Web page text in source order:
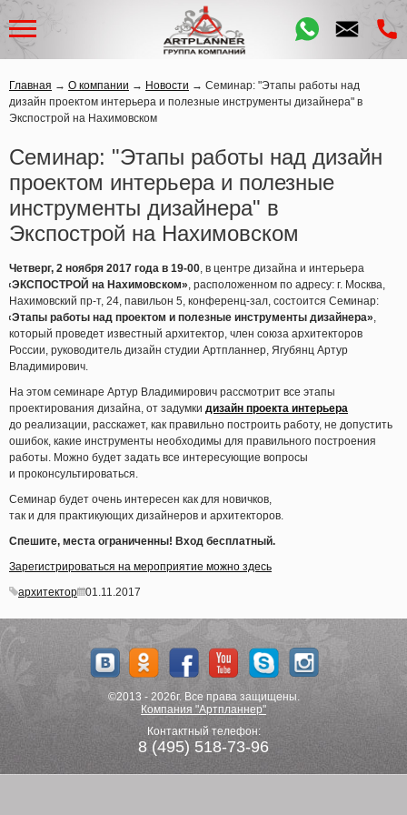
Главная → О компании → Новости → Семинар: "Этапы работы над
дизайн проектом интерьера и полезные инструменты дизайнера" в
Экспострой на Нахимовском
Семинар: "Этапы работы над дизайн
проектом интерьера и полезные
инструменты дизайнера" в
Экспострой на Нахимовском
Четверг, 2 ноября 2017 года в 19-00, в центре дизайна и интерьера
«ЭКСПОСТРОЙ на Нахимовском», расположенном по адресу: г. Москва,
Нахимовский пр-т, 24, павильон 5, конференц-зал, состоится Семинар:
«Этапы работы над проектом и полезные инструменты дизайнера»,
который проведет известный архитектор, член союза архитекторов
России, руководитель дизайн студии Артпланнер, Ягубянц Артур
Владимирович.
На этом семинаре Артур Владимирович рассмотрит все этапы
проектирования дизайна, от задумки дизайн проекта интерьера
до реализации, расскажет, как правильно построить работу, не допустить
ошибок, какие инструменты необходимы для правильного построения
работы. Можно будет задать все интересующие вопросы
и проконсультироваться.
Семинар будет очень интересен как для новичков,
так и для практикующих дизайнеров и архитекторов.
Спешите, места ограниченны! Вход бесплатный.
Зарегистрироваться на мероприятие можно здесь
архитектор
01.11.2017
©2013 - 2026г. Все права защищены.
Компания "Артпланнер"
Контактный телефон:
8 (495) 518-73-96